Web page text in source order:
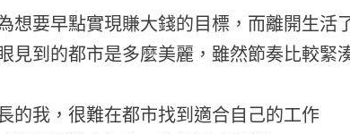
想要早點實現賺大錢的目標，而離開生活
見到的都市是多麼美麗，雖然節奏比較緊
的我，很難在都市找到適合自己的工作